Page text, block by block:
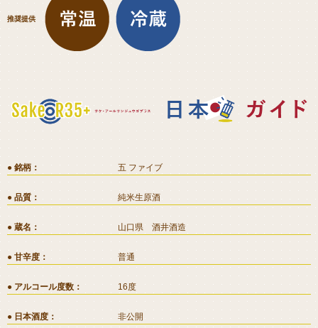
推奨提供
銘柄 五 ファイブ
品質 純米生原酒
蔵名 山口県 酒井酒造
甘辛度 普通
アルコール度数 16度
日本酒度 非公開